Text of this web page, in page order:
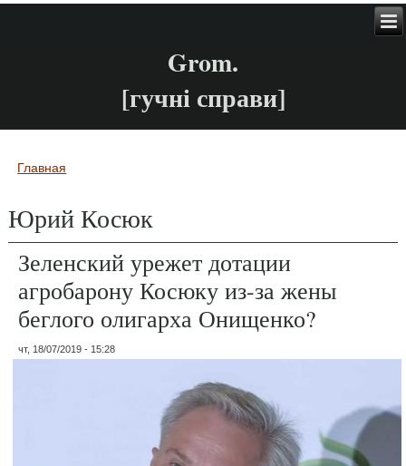
Grom.
[гучні справи]
Вы здесь
Главная
Юрий Косюк
Зеленский урежет дотации
агробарону Косюку из-за жены
беглого олигарха Онищенко?
чт, 18/07/2019 - 15:28